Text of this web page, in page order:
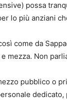
possa
lo più anziani
come da
mezza. Non
pubblico o